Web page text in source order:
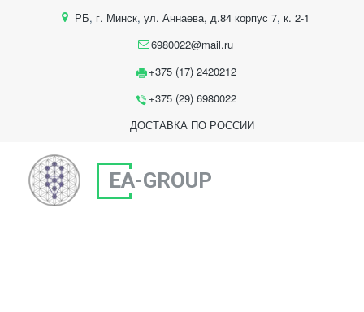
РБ, г. Минск, ул. Аннаева, д.84 корпус 7, к. 2-1
6980022@mail.ru
+375 (17) 2420212
+375 (29) 6980022
ДОСТАВКА ПО РОССИИ
EA-GROUP